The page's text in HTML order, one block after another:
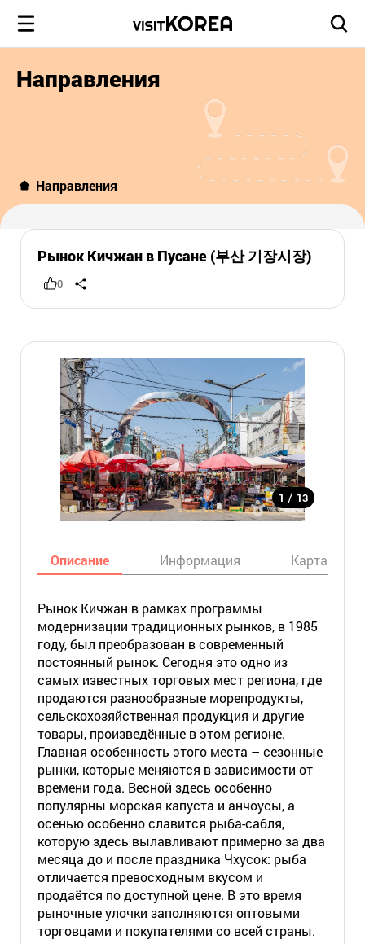
Направления
Направления
Рынок Кичжан в Пусане (부산 기장시장)
0
1 / 13
Описание Информация Карта
Рынок Кичжан в рамках программы
модернизации традиционных рынков, в 1985
году, был преобразован в современный
постоянный рынок. Сегодня это одно из
самых известных торговых мест региона, где
продаются разнообразные морепродукты,
сельскохозяйственная продукция и другие
товары, произведённые в этом регионе.
Главная особенность этого места – сезонные
рынки, которые меняются в зависимости от
времени года. Весной здесь особенно
популярны морская капуста и анчоусы, а
осенью особенно славится рыба-сабля,
которую здесь вылавливают примерно за два
месяца до и после праздника Чхусок: рыба
отличается превосходным вкусом и
продаётся по доступной цене. В это время
рыночные улочки заполняются оптовыми
торговцами и покупателями со всей страны.